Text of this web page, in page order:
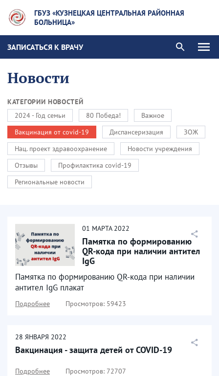
ГБУЗ «КУЗНЕЦКАЯ ЦЕНТРАЛЬНАЯ РАЙОННАЯ
БОЛЬНИЦА»
ЗАПИСАТЬСЯ К ВРАЧУ
Новости
КАТЕГОРИИ НОВОСТЕЙ
2024 - Год семьи
80 Победа!
Важное
Вакцинация от covid-19
Диспансеризация
ЗОЖ
Нац. проект здравоохранение
Новости учреждения
Отзывы
Профилактика covid-19
Региональные новости
01 МАРТА 2022
Памятка по формированию
QR-кода при наличии антител
IgG
Памятка по формированию QR-кода при наличии
антител IgG плакат
Подробнее Просмотров: 59423
28 ЯНВАРЯ 2022
Вакцинация - защита детей от COVID-19
Подробнее Просмотров: 72707